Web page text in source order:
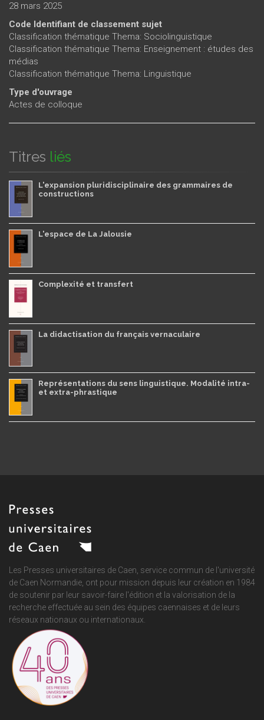
28 mars 2025
Code Identifiant de classement sujet
Classification thématique Thema: Sociolinguistique
Classification thématique Thema: Enseignement : études des
médias
Classification thématique Thema: Linguistique
Type d'ouvrage
Actes de colloque
Titres liés
L'expansion pluridisciplinaire des grammaires de
constructions
L'espace de La Jalousie
Complexité et transfert
La didactisation du français vernaculaire
Représentations du sens linguistique. Modalité intra-
et extra-phrastique
Les Presses universitaires de Caen, service commun de l'université
de Caen Normandie, ont pour mission depuis leur création en 1984
de soutenir par leur savoir-faire l'édition et la valorisation de la
recherche effectuée au sein des équipes caennaises et de leurs
réseaux nationaux ou internationaux.